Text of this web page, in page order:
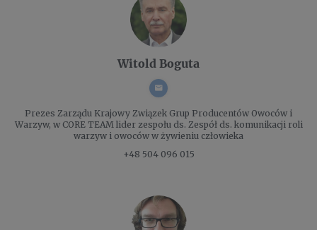
Witold Boguta
Prezes Zarządu Krajowy Związek Grup Producentów Owoców i
Warzyw, w CORE TEAM lider zespołu ds. Zespół ds. komunikacji roli
warzyw i owoców w żywieniu człowieka
+48 504 096 015